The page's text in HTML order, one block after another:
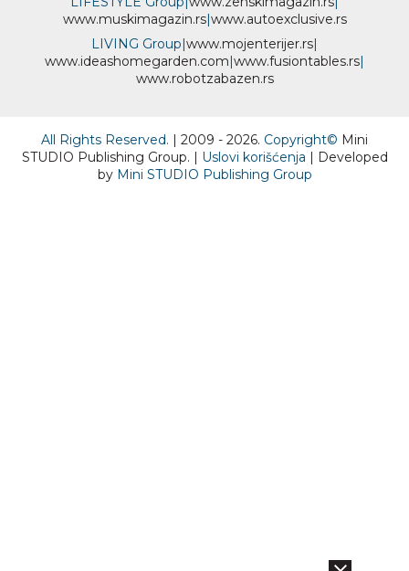
www.muskimagazin.rs|www.autoexclusive.rs
LIVING Group|www.mojenterijer.rs|
www.ideashomegarden.com|www.fusiontables.rs|
www.robotzabazen.rs
All Rights Reserved. | 2009 - 2026. Copyright© Mini
STUDIO Publishing Group. | Uslovi korišćenja | Developed
by Mini STUDIO Publishing Group